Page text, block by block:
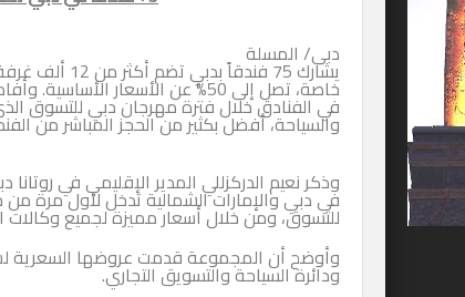
دبى/ المسلة
يشارك 75
خاصة، تصل إلى 50% عن الأسعار
والسياحة، أفضل بكثير من الحجز المباشر من
وذكر نعيم الدركزللي المدير الإقليمي في
للتسوق، ومن خلال أسعار مميزة لجميع وكالات السفر والسياحة،
وأوضح أن المجموعة قدمت عروضها السعرية
ودائرة السياحة والتسويق التجاري.